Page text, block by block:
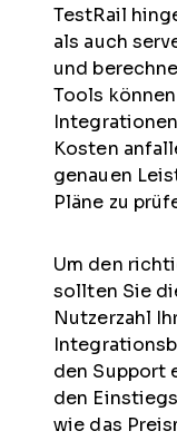
TestRail
als auch
und
Tools
Kosten
genauen
Pläne zu
Um den
sollten Sie
Nutzerzahl
den Support
den
wie das